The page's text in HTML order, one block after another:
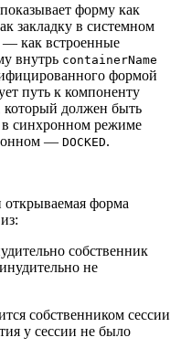
показывает форму как
закладку в системном
— как встроенные
внутрь containerName
формой
путь к компоненту
должен быть
синхронном режиме
— DOCKED.
открываемая форма
собственник
не
собственником сессии
у сессии не было